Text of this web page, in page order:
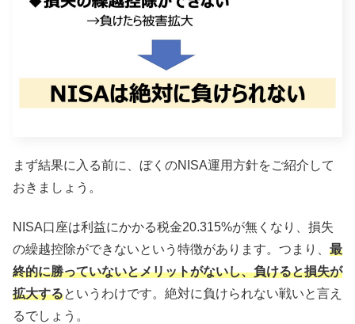
まず結果に入る前に、ぼくのNISA運用方針をご紹介して
おきましょう。
NISA口座は利益にかかる税金20.315%が無くなり、損失
の繰越控除ができないという特徴があります。つまり、 最
終的に勝っていないとメリットがないし、負けると損失が
拡大するというわけです。絶対に負けられない戦いと言え
るでしょう。